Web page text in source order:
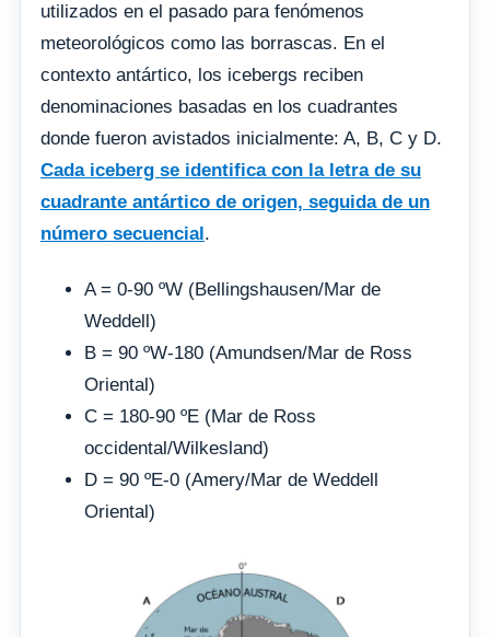
utilizados en el pasado para fenómenos
meteorológicos como las borrascas. En el
contexto antártico, los icebergs reciben
denominaciones basadas en los cuadrantes
donde fueron avistados inicialmente: A, B, C y D.
Cada iceberg se identifica con la letra de su
cuadrante antártico de origen, seguida de un
número secuencial .
A = 0-90 ºW (Bellingshausen/Mar de
Weddell)
B = 90 ºW-180 (Amundsen/Mar de Ross
Oriental)
C = 180-90 ºE (Mar de Ross
occidental/Wilkesland)
D = 90 ºE-0 (Amery/Mar de Weddell
Oriental)